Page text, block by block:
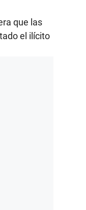
que las
el ilícito